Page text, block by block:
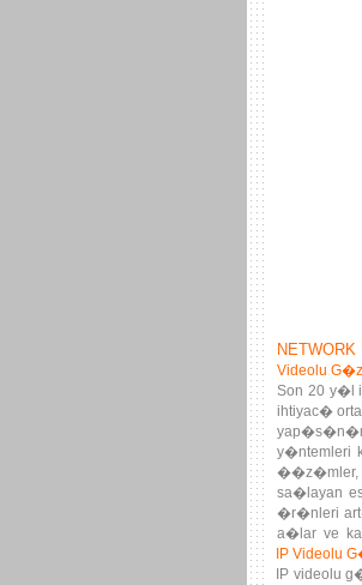
Videolu
Son 20 y�l
ihtiyac�
yap�s�n�n
y�ntemleri
��z�mler,
sa�layan
�r�nleri
a�lar ve
g�r�nt�
IP Videolu
IP videolu